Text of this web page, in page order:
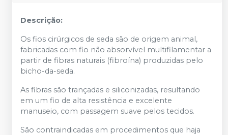
Descrição:
Os fios cirúrgicos de seda são de origem animal,
fabricadas com fio não absorvível multifilamentar a
partir de fibras naturais (fibroína) produzidas pelo
bicho-da-seda.
As fibras são trançadas e siliconizadas, resultando
em um fio de alta resistência e excelente
manuseio, com passagem suave pelos tecidos.
São contraindicadas em procedimentos que haja